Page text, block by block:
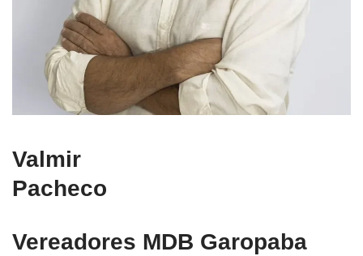
Valmir
Pacheco
Vereadores MDB Garopaba